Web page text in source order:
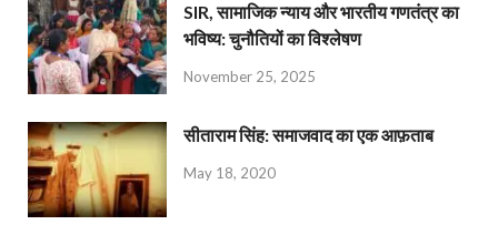
SIR, सामाजिक न्याय और भारतीय गणतंत्र का
भविष्य: चुनौतियों का विश्लेषण
November 25, 2025
सीताराम सिंह: समाजवाद का एक आफ़ताब
May 18, 2020